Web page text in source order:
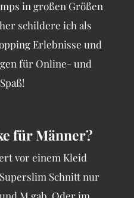
in großen Größen
schildere ich als
Erlebnisse und
für Online- und
für Männer?
vor einem Kleid
Schnitt nur